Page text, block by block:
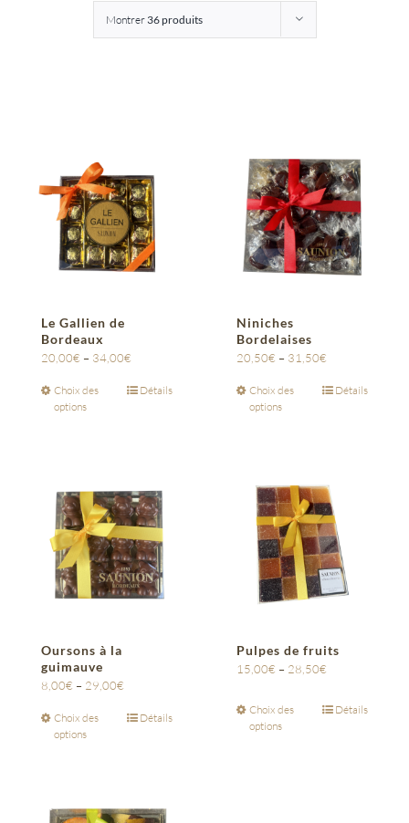
Montrer 36 produits
Le Gallien de
Bordeaux
20,00€ – 34,00€
Choix des
options
Détails
Niniches
Bordelaises
20,50€ – 31,50€
Choix des
options
Détails
Oursons à la
guimauve
8,00€ – 29,00€
Choix des
options
Détails
Pulpes de fruits
15,00€ – 28,50€
Choix des
options
Détails